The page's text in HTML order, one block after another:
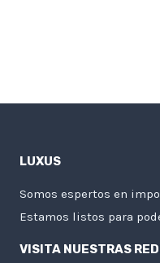
LUXUS
Somos espertos en
Estamos listos para
VISITA NUESTRAS